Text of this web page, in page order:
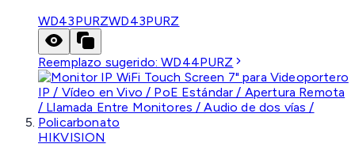
WD43PURZWD43PURZ
Reemplazo sugerido:WD44PURZ
HIKVISION